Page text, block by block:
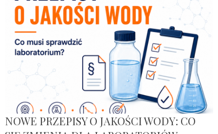
NOWE PRZEPISY O JAKOŚCI WODY: CO